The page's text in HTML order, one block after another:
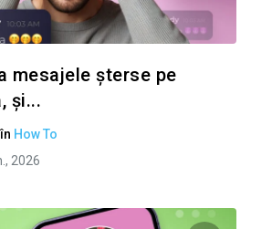
mesajele șterse pe
și...
în How To
2026